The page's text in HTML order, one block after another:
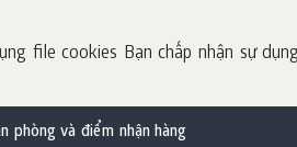
file cookies Bạn chấp nhận sự
phòng và điểm nhận hàng